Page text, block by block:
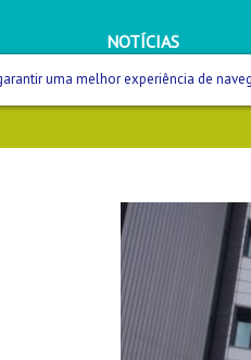
NOTÍCIAS
uma melhor experiência de